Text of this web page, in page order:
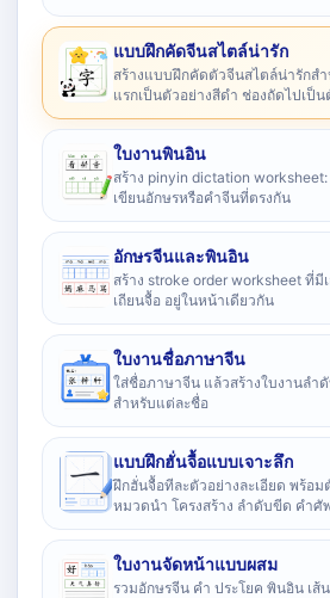
แบบฝึกคัดจีนสไตล์น่ารัก
สร้างแบบฝึกคัดตัวจีนสไตล์น่ารักส
แรกเป็นตัวอย่างสีดำ ช่องถัดไปเป็
ใบงานพินอิน
สร้าง pinyin dictation
เขียนอักษรหรือคำจีนที่ตรงกัน
อักษรจีนและพินอิน
สร้าง stroke order worksheet ที่มี
เถียนจื้อ อยู่ในหน้าเดียวกัน
ใบงานชื่อภาษาจีน
ใส่ชื่อภาษาจีน แล้วสร้างใบงานลำ
สำหรับแต่ละชื่อ
แบบฝึกฮั่นจื้อแบบเจาะลึก
ฝึกฮั่นจื้อทีละตัวอย่างละเอียด พร้อ
หมวดนำ โครงสร้าง ลำดับขีด คำศั
ใบงานจัดหน้าแบบผสม
รวมอักษรจีน คำ ประโยค พินอิน เส้